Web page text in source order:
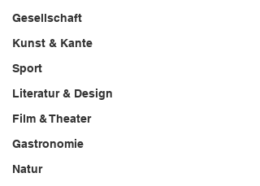
Gesellschaft
Kunst & Kante
Sport
Literatur & Design
Film & Theater
Gastronomie
Natur